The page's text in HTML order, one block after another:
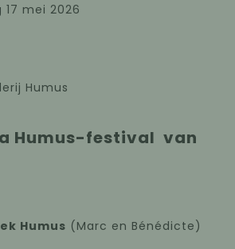
17 mei 2026
Humus
Humus-festival van
Humus (Marc en Bénédicte)